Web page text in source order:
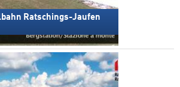
Ratschings-Jaufen